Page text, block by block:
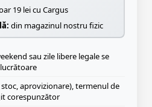
19 lei cu Cargus
din magazinul nostru fizic
sau zile libere legale se
aprovizionare), termenul de
corespunzător